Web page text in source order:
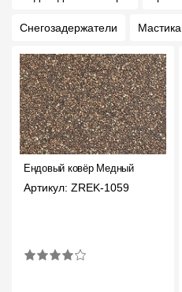
Снегозадержатели Мастика
Ендовый ковёр Медный
Артикул: ZREK-1059